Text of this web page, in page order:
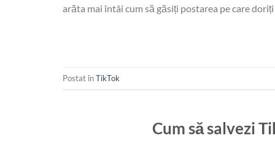
arăta mai întâi cum să găsiți postarea pe care
Postat înTikTok
Cum să salvezi